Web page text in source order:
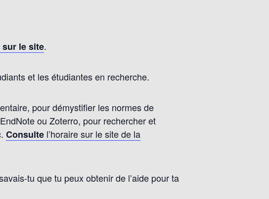
le site.
et les étudiantes en recherche.
pour démystifier les normes de
ou Zoterro, pour rechercher et
Consulte l’horaire sur le site de la
tu que tu peux obtenir de l’aide pour ta